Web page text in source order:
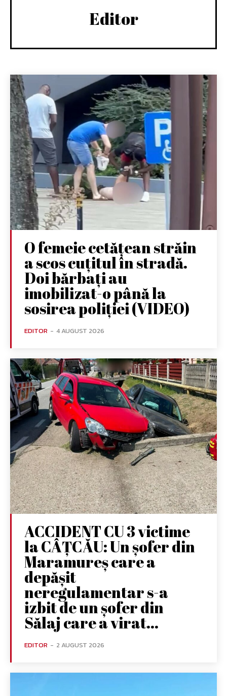
Editor
O femeie cetățean străin
a scos cuțitul în stradă.
Doi bărbați au
imobilizat-o până la
sosirea poliției (VIDEO)
EDITOR - 4 AUGUST 2026
ACCIDENT CU 3 victime
la CÂȚCĂU: Un șofer din
Maramureș care a
depășit
neregulamentar s-a
izbit de un șofer din
Sălaj care a virat...
EDITOR - 2 AUGUST 2026